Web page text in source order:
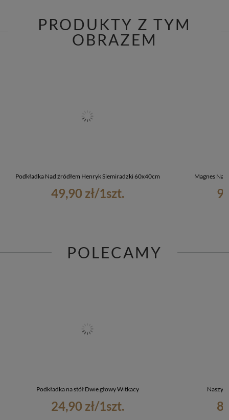
PRODUKTY Z TYM
OBRAZEM
Podkładka Nad źródłem Henryk Siemiradzki 60x40cm
49,90 zł/1szt.
Magnes
POLECAMY
Podkładka na stół Dwie głowy Witkacy
24,90 zł/1szt.